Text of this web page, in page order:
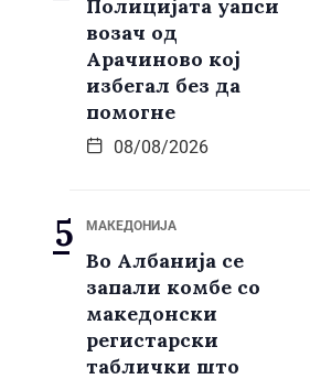
Полицијата уапси
возач од
Арачиново кој
избегал без да
помогне
08/08/2026
МАКЕДОНИЈА
Во Албанија се
запали комбе со
македонски
регистарски
таблички што